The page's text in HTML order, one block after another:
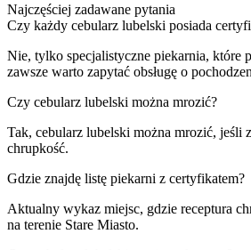
Najczęściej zadawane pytania
Czy każdy cebularz lubelski posiada
Nie, tylko specjalistyczne piekarnia, które
zawsze warto zapytać obsługę o
Czy cebularz lubelski można mrozić?
Tak, cebularz lubelski można mrozić, jeśli
chrupkość.
Gdzie znajdę listę piekarni z certyfikatem?
Aktualny wykaz miejsc, gdzie receptura
na terenie Stare Miasto.